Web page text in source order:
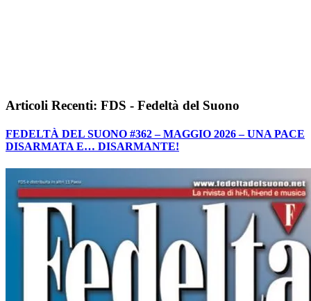
Articoli Recenti: FDS - Fedeltà del Suono
FEDELTÀ DEL SUONO #362 – MAGGIO 2026 – UNA PACE
DISARMATA E… DISARMANTE!